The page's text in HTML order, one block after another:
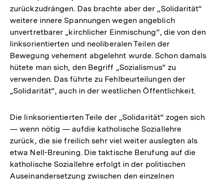
der
Fußnote
zurückzudrängen. Das brachte aber der „Solidarität“
weitere innere Spannungen wegen angeblich
unvertretbarer „kirchlicher Einmischung“, die von den
linksorientierten und neoliberalen Teilen der
Bewegung vehement abgelehnt wurde. Schon damals
hütete man sich, den Begriff „Sozialismus“ zu
verwenden. Das führte zu Fehlbeurteilungen der
„Solidarität“, auch in der westlichen Öffentlichkeit.
Die linksorientierten Teile der „Solidarität“ zogen sich
— wenn nötig — aufdie katholische Soziallehre
zurück, die sie freilich sehr viel weiter auslegten als
etwa Nell-Breuning. Die taktische Berufung auf die
katholische Soziallehre erfolgt in der politischen
Auseinandersetzung zwischen den einzelnen